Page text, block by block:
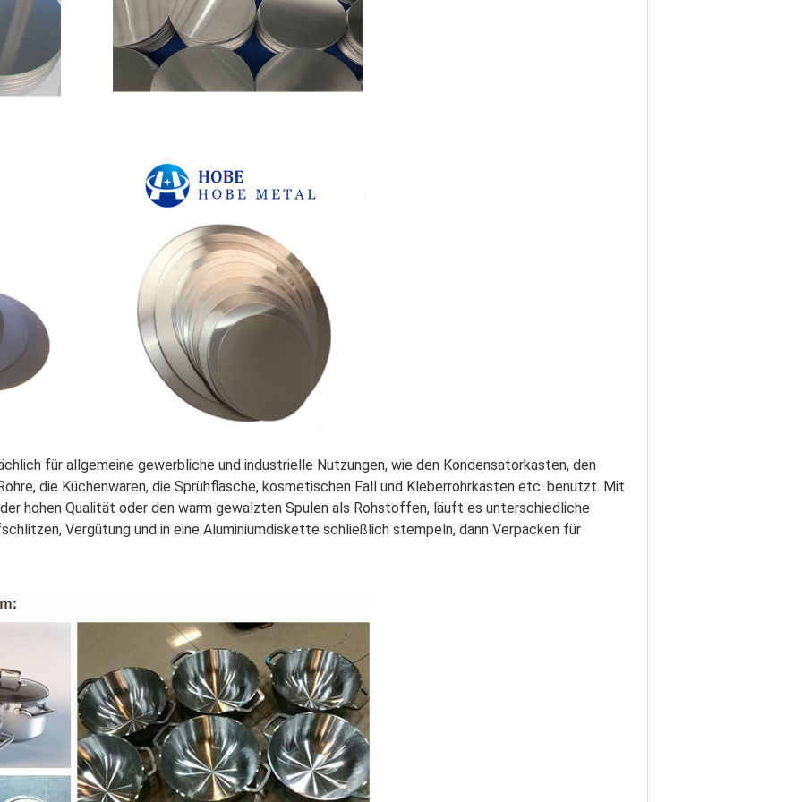
für allgemeine gewerbliche und industrielle Nutzungen, wie den Kondensatorkasten, den
die Küchenwaren, die Sprühflasche, kosmetischen Fall und Kleberrohrkasten etc. benutzt. Mit
hohen Qualität oder den warm gewalzten Spulen als Rohstoffen, läuft es unterschiedliche
Vergütung und in eine Aluminiumdiskette schließlich stempeln, dann Verpacken für